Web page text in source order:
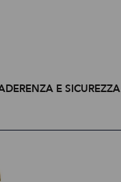
E SICUREZZA